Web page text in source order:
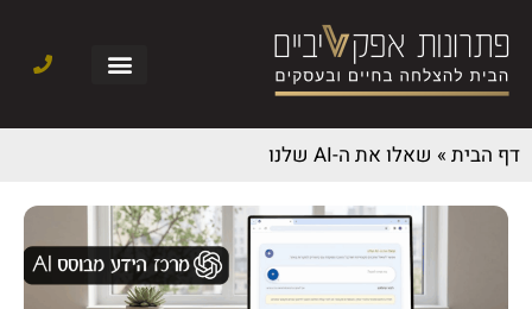
דף הבית » שאלו את ה-AI שלנו